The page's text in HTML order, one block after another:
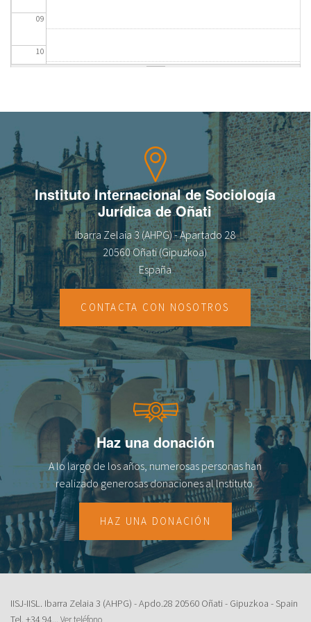
09
10
16
18
19
20
23
Instituto Internacional de Sociología
Jurídica de Oñati
Ibarra Zelaia 3 (AHPG) - Apartado 28
20560 Oñati (Gipuzkoa)
España
CONTACTA CON NOSOTROS
Haz una donación
A lo largo de los años, numerosas personas han
realizado generosas donaciones al lnstituto.
HAZ UNA DONACIÓN
IISJ-IISL. Ibarra Zelaia 3 (AHPG) - Apdo.28 20560 Oñati - Gipuzkoa - Spain
Tel. +34 94... Ver teléfono